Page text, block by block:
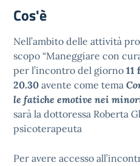
Cos'è
Nell’ambito delle attività
scopo “Maneggiare con
per l’incontro del giorno 11
20.30 avente come tema
le fatiche emotive nei
sarà la dottoressa Roberta
psicoterapeuta
Per avere accesso